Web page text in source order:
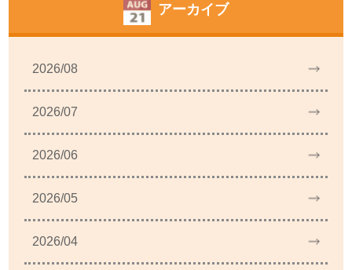
アーカイブ
2026/08
2026/07
2026/06
2026/05
2026/04